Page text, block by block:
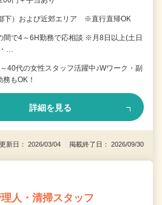
下）および近郊エリア ※直行直帰OK
間で4～6H勤務で応相談 ※月8日以上(土日
…
40代の女性スタッフ活躍中♪Wワーク・副
もOK！
詳細を見る
更新日： 2026/03/04 掲載終了日： 2026/09/30
人・清掃スタッフ